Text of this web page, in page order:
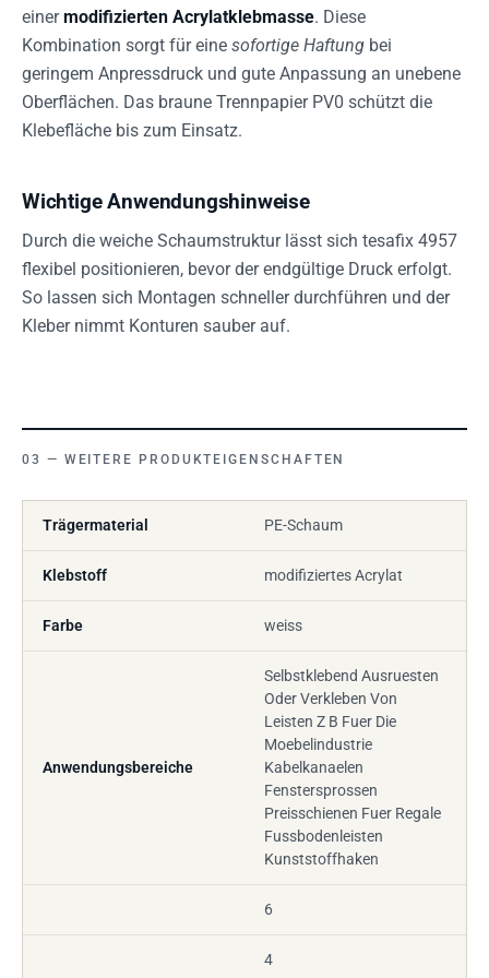
einermodifizierten Acrylatklebmasse. Diese
Kombination sorgt für eine sofortige Haftung bei
geringem Anpressdruck und gute Anpassung an unebene
Oberflächen. Das braune Trennpapier PV0 schützt die
Klebefläche bis zum Einsatz.
Wichtige Anwendungshinweise
Durch die weiche Schaumstruktur lässt sich tesafix 4957
flexibel positionieren, bevor der endgültige Druck erfolgt.
So lassen sich Montagen schneller durchführen und der
Kleber nimmt Konturen sauber auf.
WEITERE PRODUKTEIGENSCHAFTEN
Trägermaterial PE-Schaum
Klebstoff modifiziertes Acrylat
Farbe weiss
Anwendungsbereiche
Selbstklebend Ausruesten
Oder Verkleben Von
Leisten Z B Fuer Die
Moebelindustrie
Kabelkanaelen
Fenstersprossen
Preisschienen Fuer Regale
Fussbodenleisten
Kunststoffhaken
6
4